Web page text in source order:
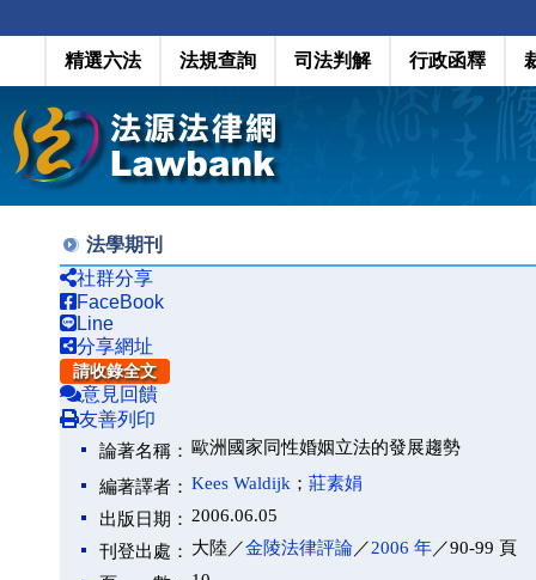
精選六法 法規查詢 司法判解 行政函釋
法學期刊
社群分享
FaceBook
Line
分享網址
請收錄全文
意見回饋
友善列印
論著名稱： 歐洲國家同性婚姻立法的發展趨勢
編著譯者： Kees Waldijk ； 莊素娟
出版日期： 2006.06.05
刊登出處： 大陸／金陵法律評論／2006 年／90-99 頁